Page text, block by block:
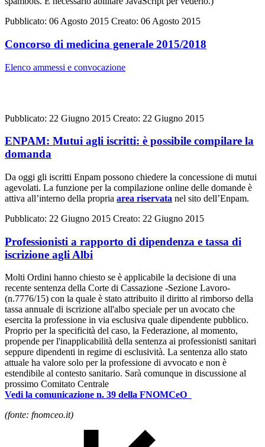
Pubblicato: 06 Agosto 2015 Creato: 06 Agosto 2015
Concorso di medicina generale 2015/2018
Elenco ammessi e convocazione
Pubblicato: 22 Giugno 2015 Creato: 22 Giugno 2015
ENPAM: Mutui agli iscritti: è possibile compilare la
domanda
Da oggi gli iscritti Enpam possono chiedere la concessione di mutui
agevolati. La funzione per la compilazione online delle domande è
attiva all’interno della propria area riservata nel sito dell’Enpam.
Pubblicato: 22 Giugno 2015 Creato: 22 Giugno 2015
Professionisti a rapporto di dipendenza e tassa di
iscrizione agli Albi
Molti Ordini hanno chiesto se è applicabile la decisione di una
recente sentenza della Corte di Cassazione -Sezione Lavoro-
(n.7776/15) con la quale è stato attribuito il diritto al rimborso della
tassa annuale di iscrizione all'albo speciale per un avocato che
esercita la professione in via esclusiva quale dipendente pubblico.
Proprio per la specificità del caso, la Federazione, al momento,
propende per l'inapplicabilità della sentenza ai professionisti sanitari
seppure dipendenti in regime di esclusività. La sentenza allo stato
attuale ha valore solo per la professione di avvocato e non è
estendibile al contesto sanitario. Sarà comunque in discussione al
prossimo Comitato Centrale
Vedi la comunicazione n. 39 della FNOMCeO
(fonte: fnomceo.it)